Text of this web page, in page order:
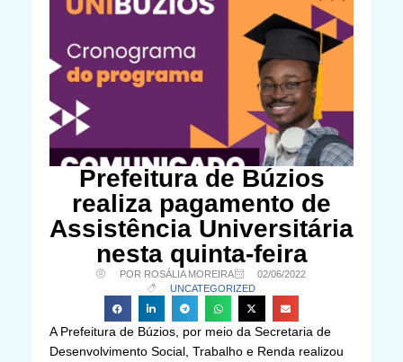
Prefeitura de Búzios
realiza pagamento de
Assistência Universitária
nesta quinta-feira
POR ROSÁLIA MOREIRA
02/06/2022
UNCATEGORIZED
A Prefeitura de Búzios, por meio da Secretaria de
Desenvolvimento Social, Trabalho e Renda realizou